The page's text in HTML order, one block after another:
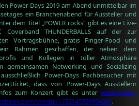
Power-Days 2019 am Abend unmittelbar im
ein Branchenabend für Aussteller und
dem Titel „POWER rocks“ gibt es eine Live-
Coverband THUNDERBALLS auf der zur
Vortragsbühne, gratis Finger-Food und
Rahmen geschaffen, der neben dem
und Kollegen in toller Atmosphäre
gemeinsamen Networking und Socializing
Power-Days Fachbesucher mit
dass von Power-Days Ausstellern
zum Konzert gibt es unter www.power-
events/115214532699426/.